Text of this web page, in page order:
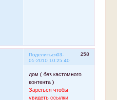
Поделиться 258
03-
05-2010 10:25:40
дом ( без кастомного
контента )
Зарегься чтобы
увидеть ссылки